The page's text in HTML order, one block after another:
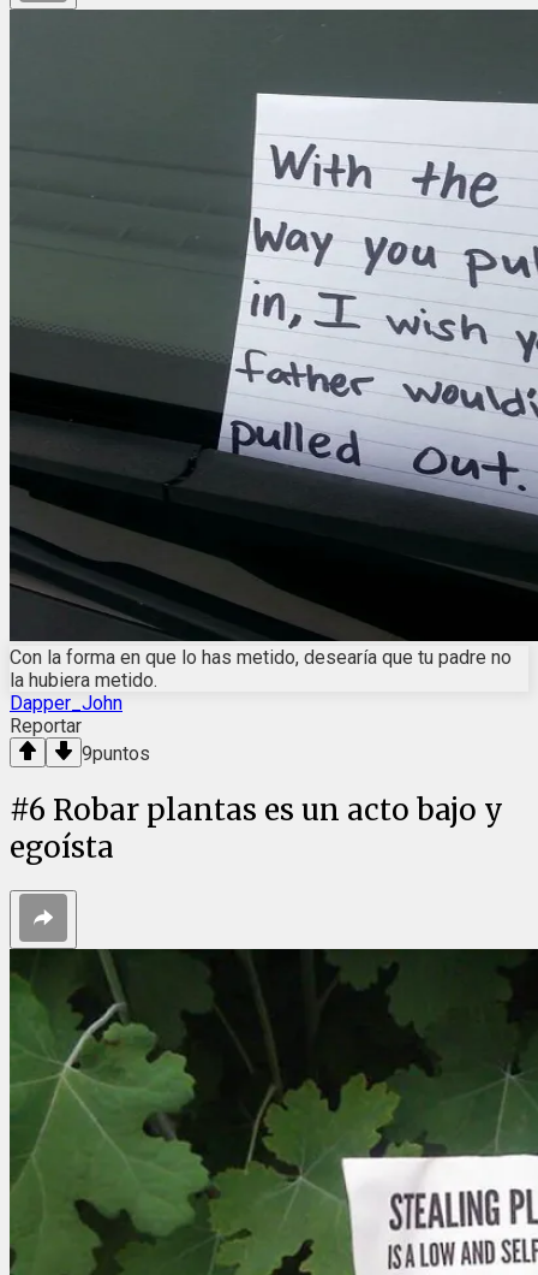
Con la forma en que lo has metido, desearía que tu padre no
la hubiera metido.
Dapper_John
Reportar
9puntos
#6 Robar plantas es un acto bajo y
egoísta